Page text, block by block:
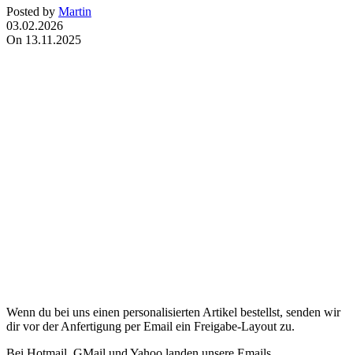
Posted by Martin
03.02.2026
On 13.11.2025
Wenn du bei uns einen personalisierten Artikel bestellst, senden wir
dir vor der Anfertigung per Email ein Freigabe-Layout zu.